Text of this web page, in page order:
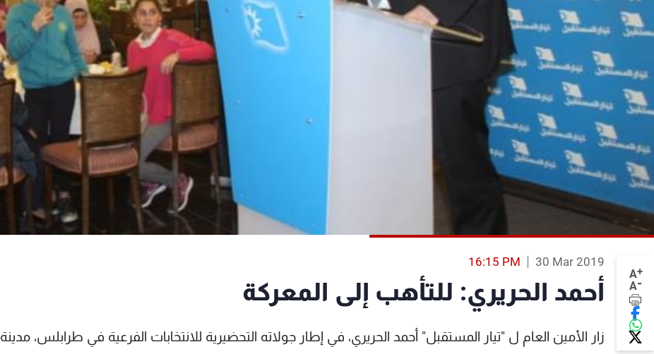
A+
A-
30 Mar 2019
16:15 PM
أحمد الحريري: للتأهب إلى المعركة
زار الأمين العام ل "تيار المستقبل" أحمد الحريري، في إطار جولاته التحضيرية للانتخابات الفرعية في طرابلس، مدينة